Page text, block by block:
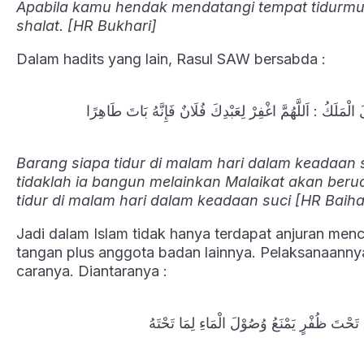
Apabila kamu hendak mendatangi tempat
shalat. [HR Bukhari]
Dalam hadits yang lain, Rasul SAW bersabda :
: اَللَّهُمَّ اغْفِرْ لِعَبْدِكَ فُلَانٌ فَإِنَّهُ بَاتَ طَاهِرًا
Barang siapa tidur di malam hari dalam
tidaklah ia bangun melainkan Malaikat akan
tidur di malam hari dalam keadaan suci [HR
Jadi dalam Islam tidak hanya terdapat anjuran
tangan plus anggota badan lainnya.
caranya. Diantaranya :
ظُفْرٍ يَمْنَعُ وُصُوْلَ الْمَاءِ لِمَا تَحْتَهُ